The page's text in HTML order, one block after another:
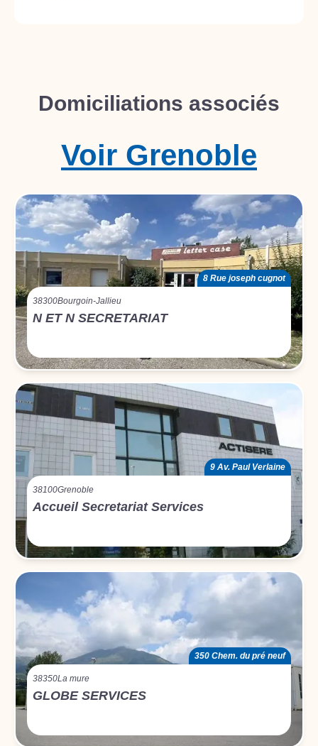
Domiciliations associés
Grenoble
Voir
8 Rue joseph cugnot
38300Bourgoin-Jallieu
N ET N SECRETARIAT
9 Av. Paul Verlaine
38100Grenoble
Accueil Secretariat Services
350 Chem. du pré neuf
38350La mure
GLOBE SERVICES